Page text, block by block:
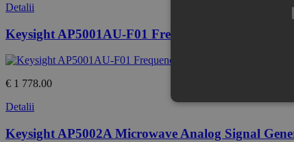
Detalii
Keysight AP5001AU-F01 Frequency upgrade from
€ 1 778.00
Detalii
Keysight AP5002A Microwave Analog Signal